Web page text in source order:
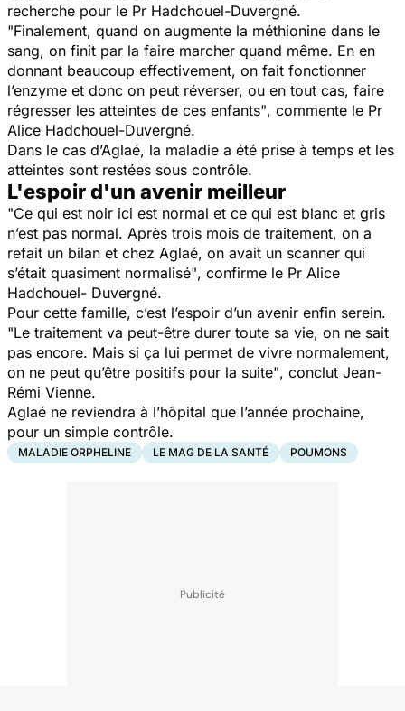
recherche pour le Pr Hadchouel-Duvergné.
"Finalement, quand on augmente la méthionine dans le
sang, on finit par la faire marcher quand même. En en
donnant beaucoup effectivement, on fait fonctionner
l’enzyme et donc on peut réverser, ou en tout cas, faire
régresser les atteintes de ces enfants", commente le Pr
Alice Hadchouel-Duvergné.
Dans le cas d’Aglaé, la maladie a été prise à temps et les
atteintes sont restées sous contrôle.
L'espoir d'un avenir meilleur
"Ce qui est noir ici est normal et ce qui est blanc et gris
n’est pas normal. Après trois mois de traitement, on a
refait un bilan et chez Aglaé, on avait un scanner qui
s’était quasiment normalisé", confirme le Pr Alice
Hadchouel- Duvergné.
Pour cette famille, c’est l’espoir d’un avenir enfin serein.
"Le traitement va peut-être durer toute sa vie, on ne sait
pas encore. Mais si ça lui permet de vivre normalement,
on ne peut qu’être positifs pour la suite", conclut Jean-
Rémi Vienne.
Aglaé ne reviendra à l’hôpital que l’année prochaine,
pour un simple contrôle.
MALADIE ORPHELINE LE MAG DE LA SANTÉ POUMONS